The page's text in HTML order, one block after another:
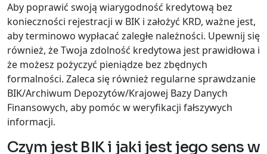
Aby poprawić swoją wiarygodność kredytową bez
konieczności rejestracji w BIK i założyć KRD, ważne jest,
aby terminowo wypłacać zaległe należności. Upewnij się
również, że Twoja zdolność kredytowa jest prawidłowa i
że możesz pożyczyć pieniądze bez zbędnych
formalności. Zaleca się również regularne sprawdzanie
BIK/Archiwum Depozytów/Krajowej Bazy Danych
Finansowych, aby pomóc w weryfikacji fałszywych
informacji.
Czym jest BIK i jaki jest jego sens w